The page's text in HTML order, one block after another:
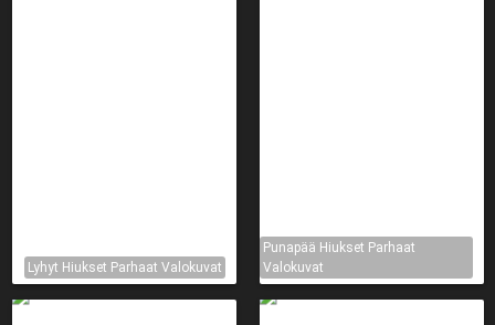
Lyhyt Hiukset Parhaat Valokuvat
Punapää Hiukset Parhaat
Valokuvat